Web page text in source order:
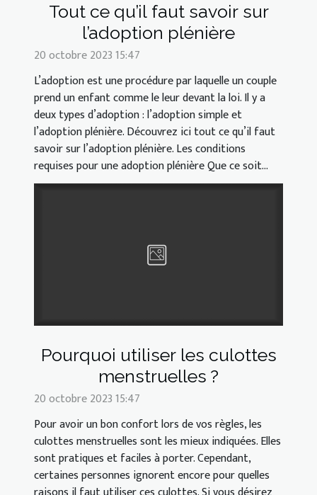
Tout ce qu’il faut savoir sur
l’adoption plénière
20 octobre 2023 15:47
L’adoption est une procédure par laquelle un couple
prend un enfant comme le leur devant la loi. Il y a
deux types d’adoption : l’adoption simple et
l’adoption plénière. Découvrez ici tout ce qu’il faut
savoir sur l’adoption plénière. Les conditions
requises pour une adoption plénière Que ce soit...
Pourquoi utiliser les culottes
menstruelles ?
20 octobre 2023 15:47
Pour avoir un bon confort lors de vos règles, les
culottes menstruelles sont les mieux indiquées. Elles
sont pratiques et faciles à porter. Cependant,
certaines personnes ignorent encore pour quelles